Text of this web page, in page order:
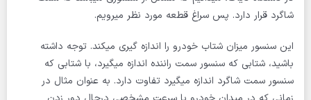
شاگرد قرار دارد. پس سراغ قطعه مورد نظر میرویم.
این سنسور میزان شتاب خودرو را اندازه گیری میکند. توجه داشته
باشید، شتابی که سنسور سمت راننده اندازه میگیرد، با شتابی که
سنسور سمت شاگرد اندازه میگیرد تفاوت دارد. به عنوان مثال در